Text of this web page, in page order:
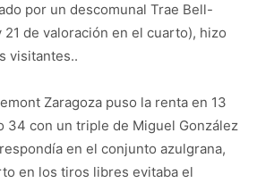
por un descomunal Trae Bell-
21 de valoración en el cuarto), hizo
visitantes..
Zaragoza puso la renta en 13
34 con un triple de Miguel González
en el conjunto azulgrana,
en los tiros libres evitaba el